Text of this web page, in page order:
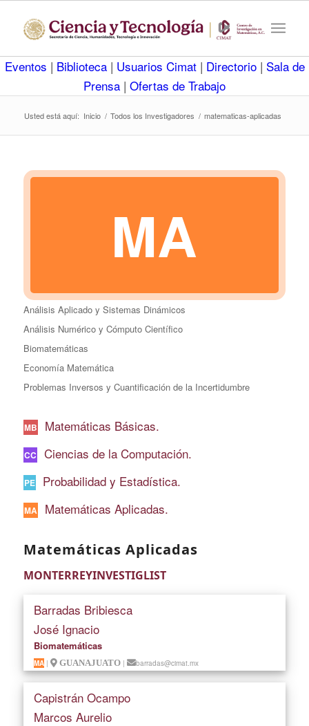
Eventos | Biblioteca | Usuarios Cimat | Directorio | Sala de
Prensa | Ofertas de Trabajo
Usted está aquí: Inicio / Todos los Investigadores / matematicas-aplicadas
MA
Análisis Aplicado y Sistemas Dinámicos
Análisis Numérico y Cómputo Científico
Biomatemáticas
Economía Matemática
Problemas Inversos y Cuantificación de la Incertidumbre
MB Matemáticas Básicas.
CC Ciencias de la Computación.
PE Probabilidad y Estadística.
MA Matemáticas Aplicadas.
Matemáticas Aplicadas
MONTERREYINVESTIGLIST
Barradas Bribiesca
José Ignacio
MA| GUANAJUATO| barradas@cimat.mx
Biomatemáticas
Capistrán Ocampo
Marcos Aurelio